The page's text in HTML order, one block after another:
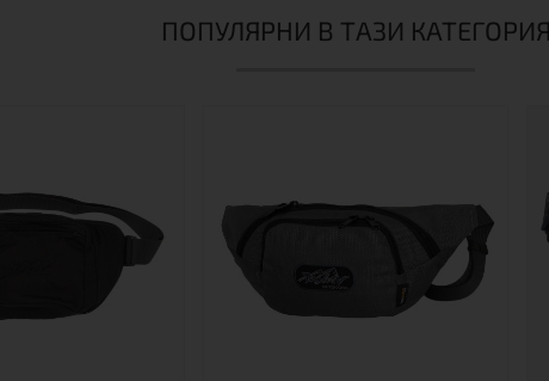
ПОПУЛЯРНИ В ТАЗИ КАТЕГОРИЯ